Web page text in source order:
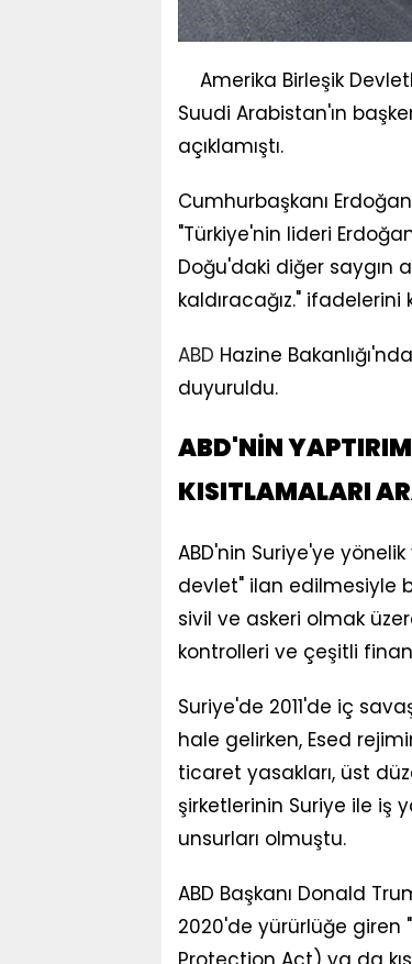
Amerika Birleşik
Suudi Arabistan'ın
açıklamıştı.
Cumhurbaşkanı
"Türkiye'nin lideri
Doğu'daki diğer saygın
kaldıracağız." ifadelerini
ABD Hazine
duyuruldu.
ABD'NİN
KISITLAMALARI
ABD'nin Suriye'ye
devlet" ilan edilmesiyle
sivil ve askeri olmak
kontrolleri ve çeşitli
Suriye'de 2011'de iç
hale gelirken, Esed
ticaret yasakları, üst
şirketlerinin Suriye ile iş
unsurları olmuştu.
ABD Başkanı Donald
2020'de yürürlüğe giren